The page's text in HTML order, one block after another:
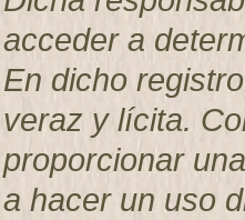
acceder a
En dicho
veraz y lícita.
proporcionar
a hacer un uso